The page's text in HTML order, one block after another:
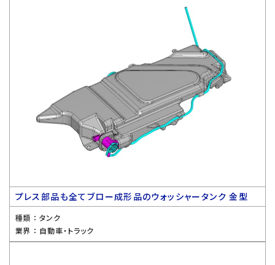
プレス部品も全てブロー成形品のウォッシャータンク 金型
種類 ： タンク
業界 ： 自動車・トラック